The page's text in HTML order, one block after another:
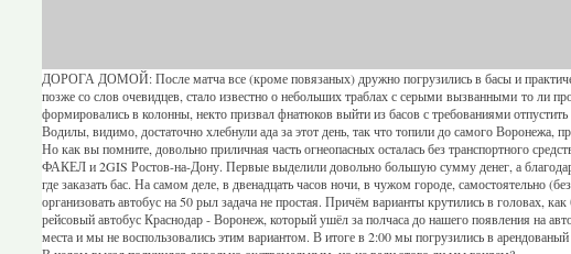
ДОРОГА ДОМОЙ: После матча все (кроме повязаных) дружно погрузились в басы и
позже со слов очевидцев, стало известно о небольших траблах с серыми вызванными то ли
формировались в колонны, некто призвал фнатюков выйти из басов с требованиями
Водилы, видимо, достаточно хлебнули ада за этот день, так что топили до самого Воронежа,
Но как вы помните, довольно приличная часть огнеопасных осталась без транспортного
ФАКЕЛ и 2GIS Ростов-на-Дону. Первые выделили довольно большую сумму денег, а
где заказать бас. На самом деле, в двенадцать часов ночи, в чужом городе, самостоятельно
организовать автобус на 50 рыл задача не простая. Причём варианты крутились в головах,
рейсовый автобус Краснодар - Воронеж, который ушёл за полчаса до нашего появления на
места и мы не воспользовались этим вариантом. В итоге в 2:00 мы погрузились в